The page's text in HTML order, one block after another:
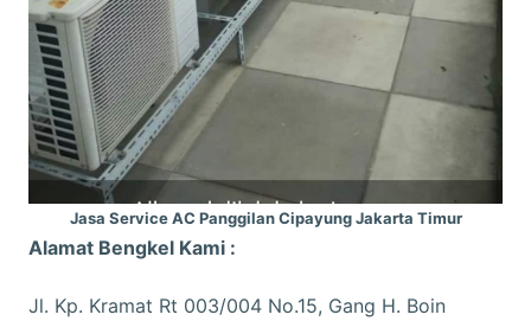
Jasa Service AC Panggilan Cipayung Jakarta Timur
Alamat Bengkel Kami :
Jl. Kp. Kramat Rt 003/004 No.15, Gang H. Boin